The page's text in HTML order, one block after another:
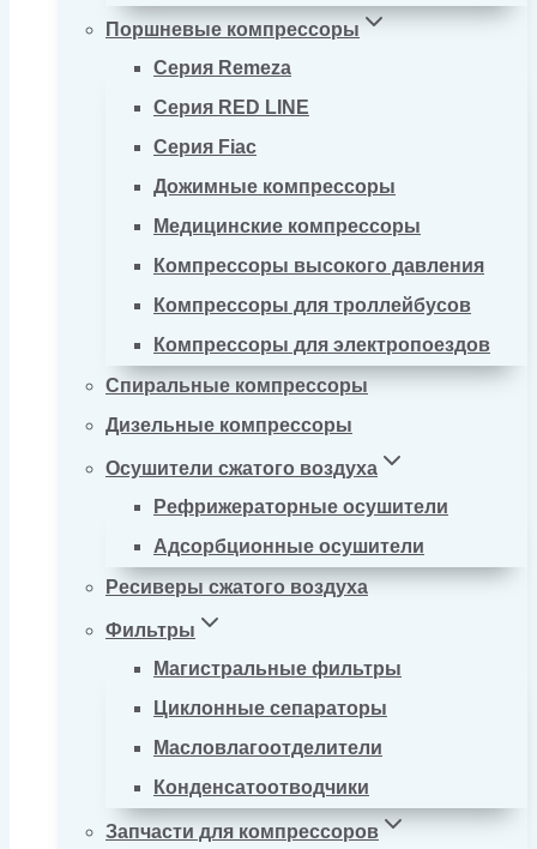
Поршневые компрессоры
Серия Remeza
Серия RED LINE
Серия Fiac
Дожимные компрессоры
Медицинские компрессоры
Компрессоры высокого давления
Компрессоры для троллейбусов
Компрессоры для электропоездов
Спиральные компрессоры
Дизельные компрессоры
Осушители сжатого воздуха
Рефрижераторные осушители
Адсорбционные осушители
Ресиверы сжатого воздуха
Фильтры
Магистральные фильтры
Циклонные сепараторы
Масловлагоотделители
Конденсатоотводчики
Запчасти для компрессоров